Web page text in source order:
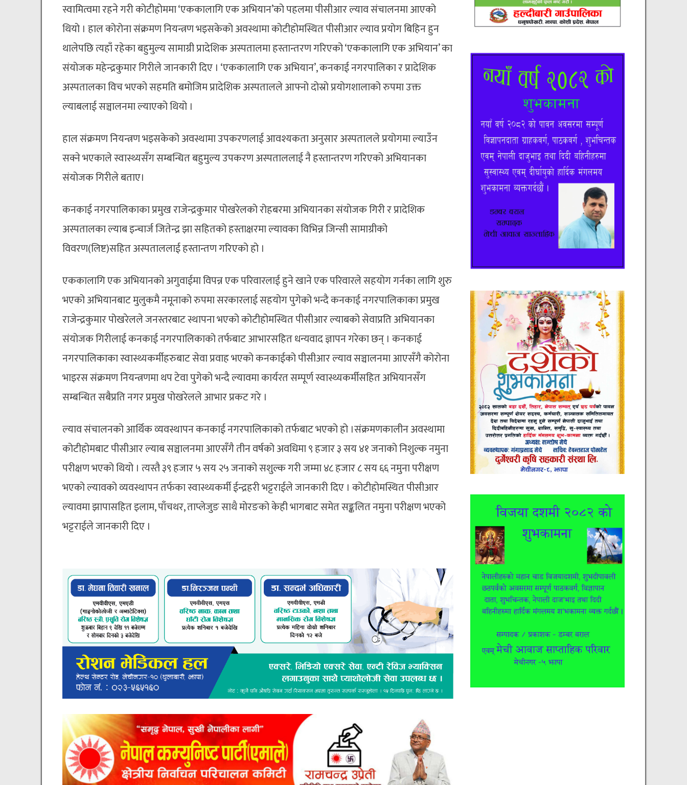
स्वामित्वमा रहने गरी कोटीहोममा ‘एककालागि एक अभियान’को पहलमा पीसीआर ल्याव संचालनमा आएको
थियो । हाल कोरोना संक्रमण नियन्त्रण भइसकेको अवस्थामा कोटीहोमस्थित पीसीआर ल्याव प्रयोग बिहिन हुन
थालेपछि त्यहाँ रहेका बहुमुल्य सामाग्री प्रादेशिक अस्पतालमा हस्तान्तरण गरिएको ‘एककालागि एक अभियान’ का
संयोजक महेन्द्रकुमार गिरीले जानकारी दिए । ‘एककालागि एक अभियान’, कनकाई नगरपालिका र प्रादेशिक
अस्पतालका विच भएको सहमति बमोजिम प्रादेशिक अस्पतालले आफ्नो दोस्रो प्रयोगशालाको रुपमा उक्त
ल्याबलाई सञ्चालनमा ल्याएको थियो ।
हाल संक्रमण नियन्त्रण भइसकेको अवस्थामा उपकरणलाई आवश्यकता अनुसार अस्पतालले प्रयोगमा ल्याउँन
सक्ने भएकाले स्वास्थ्यसँग सम्बन्धित बहुमुल्य उपकरण अस्पताललाई नै हस्तान्तरण गरिएको अभियानका
संयोजक गिरीले बताए।
कनकाई नगरपालिकाका प्रमुख राजेन्द्रकुमार पोखरेलको रोहबरमा अभियानका संयोजक गिरी र प्रादेशिक
अस्पतालका ल्याब इन्चार्ज जितेन्द्र झा सहितको हस्ताक्षरमा ल्यावका विभिन्न जिन्सी सामाग्रीको
विवरण(लिष्ट)सहित अस्पताललाई हस्तान्तण गरिएको हो ।
एककालागि एक अभियानको अगुवाईमा विपन्न एक परिवारलाई हुने खाने एक परिवारले सहयोग गर्नका लागि शुरु
भएको अभियानबाट मुलुकमै नमूनाको रुपमा सरकारलाई सहयोग पुगेको भन्दै कनकाई नगरपालिकाका प्रमुख
राजेन्द्रकुमार पोखरेलले जनस्तरबाट स्थापना भएको कोटीहोमस्थित पीसीआर ल्याबको सेवाप्रति अभियानका
संयोजक गिरीलाई कनकाई नगरपालिकाको तर्फबाट आभारसहित धन्यवाद ज्ञापन गरेका छन् । कनकाई
नगरपालिकाका स्वास्थ्यकर्मीहरुबाट सेवा प्रवाह भएको कनकाईको पीसीआर ल्याव सञ्चालनमा आएसँगै कोरोना
भाइरस संक्रमण नियन्त्रणमा थप टेवा पुगेको भन्दै ल्यावमा कार्यरत सम्पूर्ण स्वास्थ्यकर्मीसहित अभियानसँग
सम्बन्धित सबैप्रति नगर प्रमुख पोखरेलले आभार प्रकट गरे ।
ल्याव संचालनको आर्थिक व्यवस्थापन कनकाई नगरपालिकाको तर्फबाट भएको हो ।संक्रमणकालीन अवस्थामा
कोटीहोमबाट पीसीआर ल्याब सञ्चालनमा आएसँगै तीन वर्षको अवधिमा ९ हजार ३ सय ४१ जनाको निशुल्क नमुना
परीक्षण भएको थियो । त्यस्तै ३९ हजार ५ सय २५ जनाको सशुल्क गरी जम्मा ४८ हजार ८ सय ६६ नमुना परीक्षण
भएको ल्यावको व्यवस्थापन तर्फका स्वास्थ्यकर्मी ईन्द्रहरी भट्टराईले जानकारी दिए । कोटीहोमस्थित पीसीआर
ल्यावमा झापासहित इलाम, पाँचथर, ताप्लेजुङ साथै मोरङको केही भागबाट समेत सङ्कलित नमुना परीक्षण भएको
भट्टराईले जानकारी दिए ।